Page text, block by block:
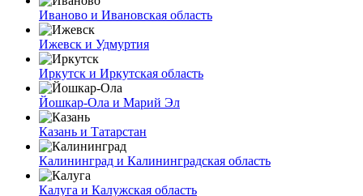
Иваново и Ивановская область
Ижевск и Удмуртия
Иркутск и Иркутская область
Йошкар-Ола и Марий Эл
Казань и Татарстан
Калининград и Калининградская область
Калуга и Калужская область